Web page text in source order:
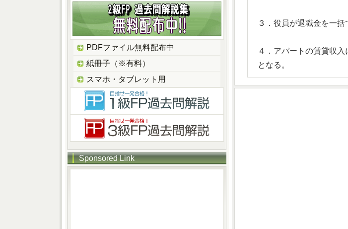
３．役員が退職金を一
４．アパートの賃貸収
となる。
PDFファイル無料配布中
紙冊子（※有料）
スマホ・タブレット用
Sponsored Link